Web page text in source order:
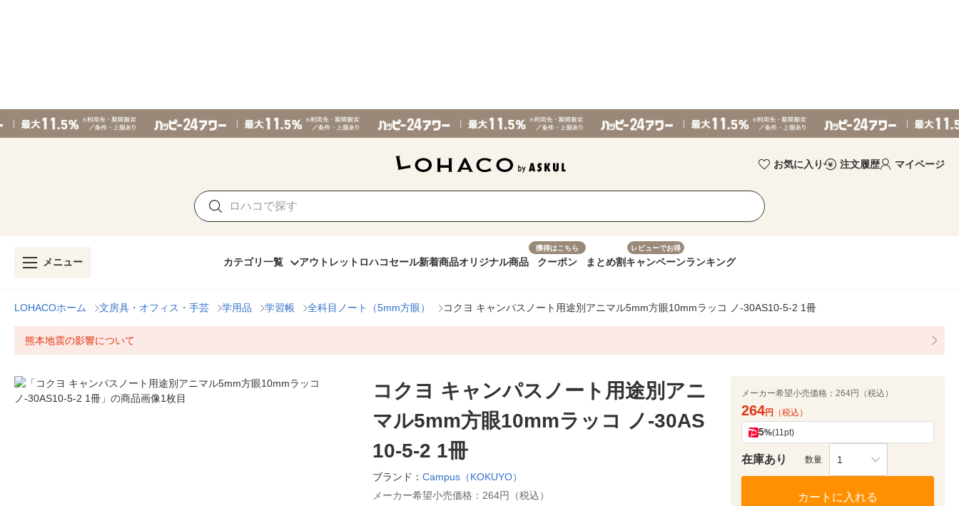
お気に入り 注文履歴 マイページ
メニュー カテゴリ一覧 アウトレット ロハコセール新着商品オリジナル商品
獲得はこちら
クーポン まとめ割
レビューでお得
キャンペーンランキング
LOHACOホーム 文房具・オフィス・手芸 学用品 学習帳 全科目ノート（5mm方眼） コクヨ キャンパスノート用途別アニマル5mm方眼10mmラッコ ノ-30AS10-5-2 1冊
熊本地震の影響について
コクヨ キャンパスノート用途別アニ
マル5mm方眼10mmラッコ ノ-30AS
10-5-2 1冊
ブランド： Campus（KOKUYO）
メーカー希望小売価格： 264円（税込）
メーカー希望小売価格： 264円（税込）
264円 （税込）
5%(11pt)
在庫あり 数量 1
カートに入れる